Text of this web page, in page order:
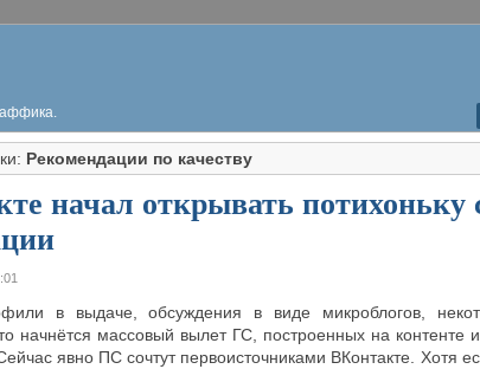
Рекомендации по качеству
начал открывать потихоньку
в выдаче, обсуждения в виде микроблогов,
начнётся массовый вылет ГС, построенных на контенте
явно ПС сочтут первоисточниками ВКонтакте. Хотя